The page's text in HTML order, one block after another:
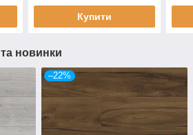
Купити
та новинки
–22%